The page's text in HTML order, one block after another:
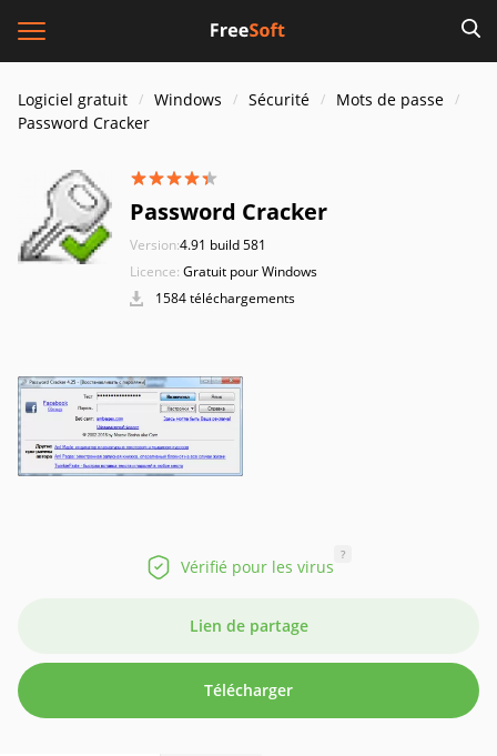
Logiciel gratuit Windows Sécurité
Mots de passe
Password Cracker
Password Cracker
Version:4.91 build 581
Licence: Gratuit pour Windows
1584 téléchargements
Vérifié pour les virus
?
Lien de partage
Télécharger